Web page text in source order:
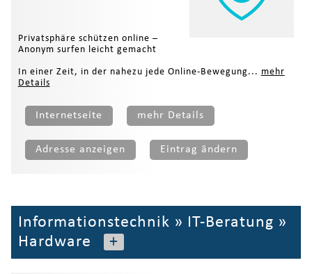
Privatsphäre schützen online –
Anonym surfen leicht gemacht
In einer Zeit, in der nahezu jede Online‑Bewegung... mehr
Details
Internetseite mehr Details
Adresse anzeigen Eintrag ändern
Informationstechnik » IT-Beratung »
Hardware
+